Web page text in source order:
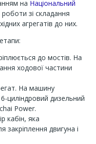
на Національний
зі складання
агрегатів до них.
до мостів. На
ходової частини
На машину
циліндровий дизельний
Power.
кабін, яка
закріплення двигуна і